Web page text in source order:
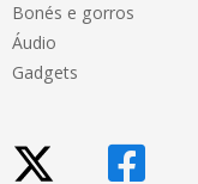
Bonés e gorros
Áudio
Gadgets